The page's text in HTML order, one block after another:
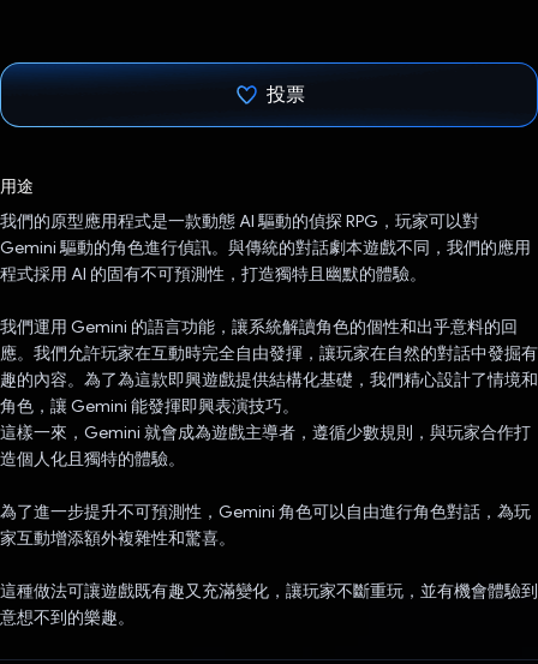
投票
用途
我們的原型應用程式是一款動態 AI 驅動的偵探 RPG，玩家可以對
Gemini 驅動的角色進行偵訊。與傳統的對話劇本遊戲不同，我們的應用
程式採用 AI 的固有不可預測性，打造獨特且幽默的體驗。
我們運用 Gemini 的語言功能，讓系統解讀角色的個性和出乎意料的回
應。我們允許玩家在互動時完全自由發揮，讓玩家在自然的對話中發掘有
趣的內容。為了為這款即興遊戲提供結構化基礎，我們精心設計了情境和
角色，讓 Gemini 能發揮即興表演技巧。
這樣一來，Gemini 就會成為遊戲主導者，遵循少數規則，與玩家合作打
造個人化且獨特的體驗。
為了進一步提升不可預測性，Gemini 角色可以自由進行角色對話，為玩
家互動增添額外複雜性和驚喜。
這種做法可讓遊戲既有趣又充滿變化，讓玩家不斷重玩，並有機會體驗到
意想不到的樂趣。